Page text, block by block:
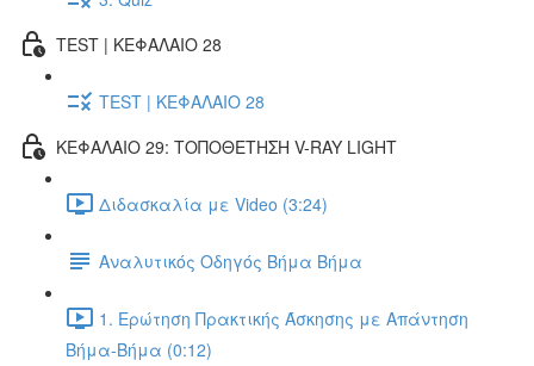
TEST | ΚΕΦΑΛΑΙΟ 28
TEST | ΚΕΦΑΛΑΙΟ 28
ΚΕΦΑΛΑΙΟ 29: ΤΟΠΟΘΕΤΗΣΗ V-RAY LIGHT
Διδασκαλία με Video (3:24)
Αναλυτικός Οδηγός Βήμα Βήμα
1. Ερώτηση Πρακτικής Άσκησης με Απάντηση
Βήμα-Βήμα (0:12)